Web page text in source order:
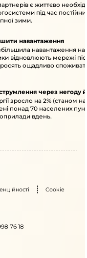
є життєво
під час
зими.
навантаження
навантаження на
відновлюють мережі
ощадливо
через негоду
зросло на 2% (станом на
понад 70 населених
вдень.
Cookie
76 18